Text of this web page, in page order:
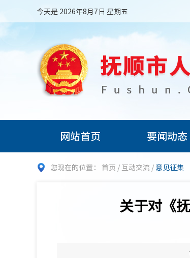
今天是 2026年8月7日 星期五
网站首页 要闻动态
您现在的位置： 首页 / 互动交流 / 意见征集
关于对《